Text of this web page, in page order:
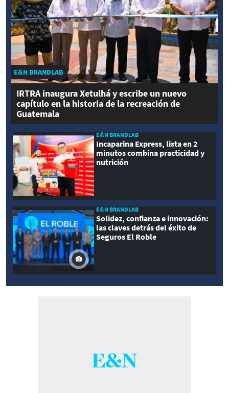
E&N BRANDLAB
IRTRA inaugura Xetulhá y escribe un nuevo
capítulo en la historia de la recreación de
Guatemala
E&N BRANDLAB
Incaparina Express, lista en 2
minutos combina practicidad y
nutrición
E&N BRANDLAB
Solidez, confianza e innovación:
las claves detrás del éxito de
Seguros El Roble